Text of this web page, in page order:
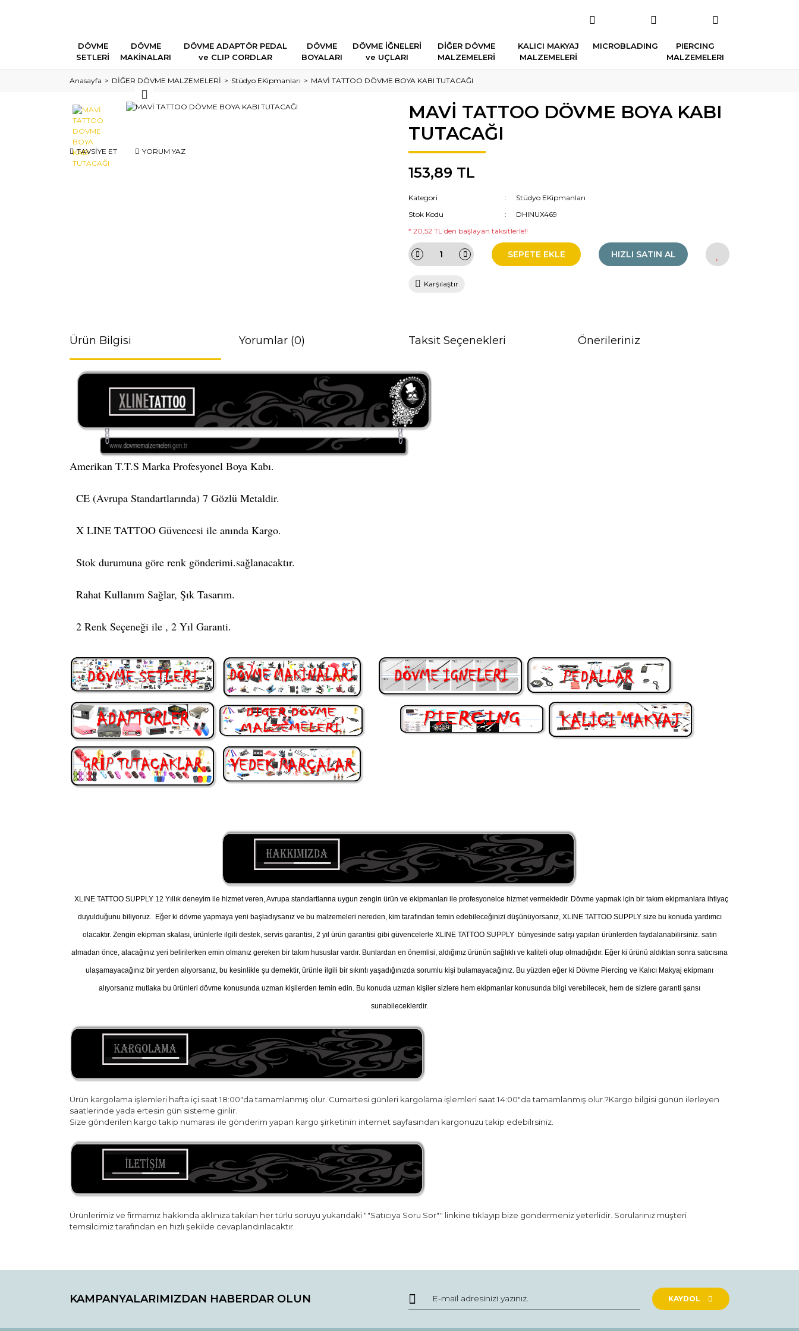
DÖVME
SETLERİ
DÖVME
MAKİNALARI
DÖVME ADAPTÖR PEDAL
ve CLIP CORDLAR
DÖVME
BOYALARI
DÖVME İĞNELERİ
ve UÇLARI
DİĞER DÖVME
MALZEMELERİ
KALICI MAKYAJ
MALZEMELERİ
MICROBLADING
PIERCING
MALZEMELERI
Anasayfa DİĞER DÖVME MALZEMELERİ Stüdyo EKipmanları MAVİ TATTOO DÖVME BOYA KABI TUTACAĞI
TAVSİYE ET YORUM YAZ
MAVİ TATTOO DÖVME BOYA KABI
TUTACAĞI
153,89 TL
Kategori
Stüdyo EKipmanları
Stok Kodu
DHINUX469
* 20,52 TL den başlayan taksitlerle!!
SEPETE EKLE HIZLI SATIN AL
Karşılaştır
Ürün Bilgisi Yorumlar (0) Taksit Seçenekleri Önerileriniz
Amerikan T.T.S Marka Profesyonel Boya Kabı.
CE (Avrupa Standartlarında) 7 Gözlü Metaldir.
X LINE TATTOO Güvencesi ile anında Kargo.
Stok durumuna göre renk gönderimi.sağlanacaktır.
Rahat Kullanım Sağlar, Şık Tasarım.
2 Renk Seçeneği ile , 2 Yıl Garanti.
XLINE TATTOO SUPPLY 12 Yıllık deneyim ile hizmet veren, Avrupa standartlarına uygun zengin ürün ve ekipmanları ile profesyonelce hizmet vermektedir. Dövme yapmak için bir takım ekipmanlara ihtiyaç
duyulduğunu biliyoruz. Eğer ki dövme yapmaya yeni başladıysanız ve bu malzemeleri nereden, kim tarafından temin edebileceğinizi düşünüyorsanız, XLINE TATTOO SUPPLY size bu konuda yardımcı
olacaktır. Zengin ekipman skalası, ürünlerle ilgili destek, servis garantisi, 2 yıl ürün garantisi gibi güvencelerle XLINE TATTOO SUPPLY bünyesinde satışı yapılan ürünlerden faydalanabilirsiniz. satın
almadan önce, alacağınız yeri belirilerken emin olmanız gereken bir takım hususlar vardır. Bunlardan en önemlisi, aldığınız ürünün sağlıklı ve kaliteli olup olmadığıdır. Eğer ki ürünü aldıktan sonra satıcısına
ulaşamayacağınız bir yerden alıyorsanız, bu kesinlikle şu demektir, ürünle ilgili bir sıkıntı yaşadığınızda sorumlu kişi bulamayacağınız. Bu yüzden eğer ki Dövme Piercing ve Kalıcı Makyaj ekipmanı
alıyorsanız mutlaka bu ürünleri dövme konusunda uzman kişilerden temin edin. Bu konuda uzman kişiler sizlere hem ekipmanlar konusunda bilgi verebilecek, hem de sizlere garanti şansı
sunabileceklerdir.
Ürün kargolama işlemleri hafta içi saat 18:00"da tamamlanmış olur. Cumartesi günleri kargolama işlemleri saat 14:00"da tamamlanmış olur.?Kargo bilgisi günün ilerleyen
saatlerinde yada ertesin gün sisteme girilir.
Size gönderilen kargo takip numarası ile gönderim yapan kargo şirketinin internet sayfasından kargonuzu takip edebilrsiniz.
Ürünlerimiz ve firmamız hakkında aklınıza takılan her türlü soruyu yukarıdaki ""Satıcıya Soru Sor"" linkine tıklayıp bize göndermeniz yeterlidir. Sorularınız müşteri
temsilcimiz tarafından en hızlı şekilde cevaplandırılacaktır.
Yorum Yaz
Görüş ve önerileriniz için teşekkür ederiz.
Ürün resmi kalitesiz, bozuk veya görüntülenemiyor.
KAMPANYALARIMIZDAN HABERDAR OLUN KAYDOL